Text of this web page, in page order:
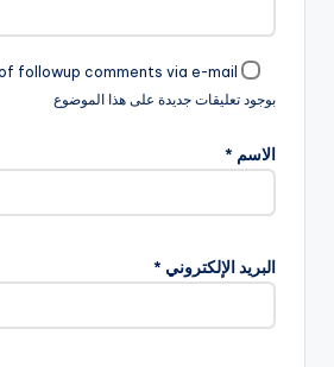
بوجود تعليقات جديدة على هذا الموضوع
الاسم *
البريد الإلكتروني *